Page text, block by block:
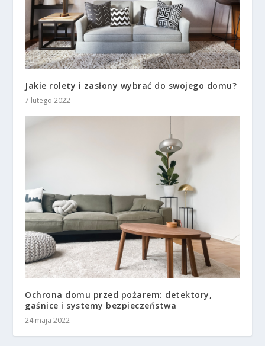
Jakie rolety i zasłony wybrać do swojego domu?
7 lutego 2022
Ochrona domu przed pożarem: detektory,
gaśnice i systemy bezpieczeństwa
24 maja 2022